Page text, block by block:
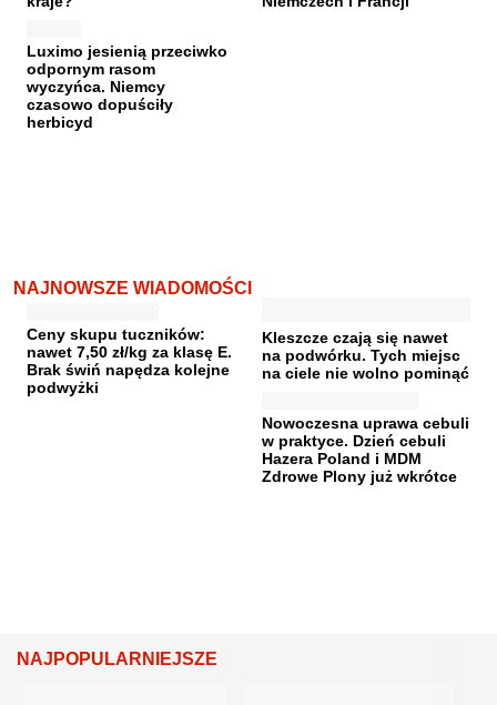
Luximo jesienią przeciwko
odpornym rasom
wyczyńca. Niemcy
czasowo dopuściły
herbicyd
NAJNOWSZE WIADOMOŚCI
Ceny skupu tuczników:
nawet 7,50 zł/kg za klasę E.
Brak świń napędza kolejne
podwyżki
Kleszcze czają się nawet
na podwórku. Tych miejsc
na ciele nie wolno pominąć
Nowoczesna uprawa cebuli
w praktyce. Dzień cebuli
Hazera Poland i MDM
Zdrowe Plony już wkrótce
NAJPOPULARNIEJSZE